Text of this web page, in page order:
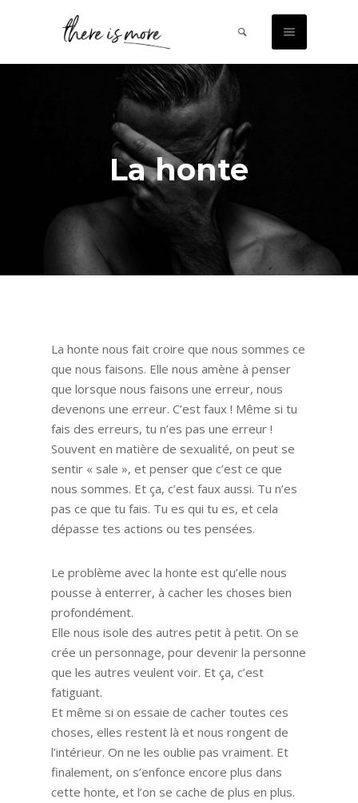
La honte
La honte nous fait croire que nous sommes ce
que nous faisons. Elle nous amène à penser
que lorsque nous faisons une erreur, nous
devenons une erreur. C’est faux ! Même si tu
fais des erreurs, tu n’es pas une erreur !
Souvent en matière de sexualité, on peut se
sentir « sale », et penser que c’est ce que
nous sommes. Et ça, c’est faux aussi. Tu n’es
pas ce que tu fais. Tu es qui tu es, et cela
dépasse tes actions ou tes pensées.
Le problème avec la honte est qu’elle nous
pousse à enterrer, à cacher les choses bien
profondément.
Elle nous isole des autres petit à petit. On se
crée un personnage, pour devenir la personne
que les autres veulent voir. Et ça, c’est
fatiguant.
Et même si on essaie de cacher toutes ces
choses, elles restent là et nous rongent de
l’intérieur. On ne les oublie pas vraiment. Et
finalement, on s’enfonce encore plus dans
cette honte, et l’on se cache de plus en plus.